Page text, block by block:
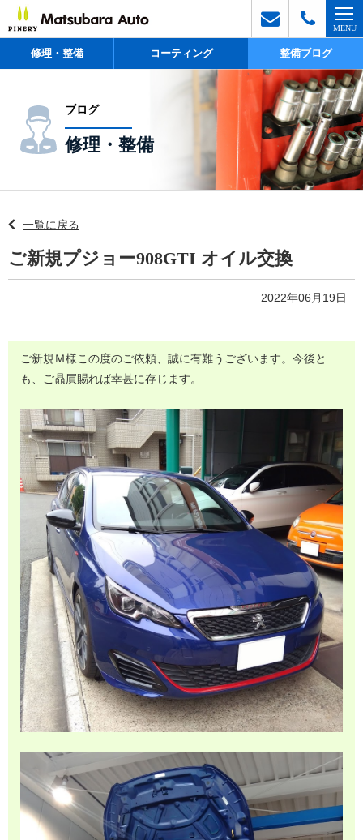
修理・整備 コーティング 整備ブログ
ブログ
修理・整備
一覧に戻る
ご新規プジョー908GTI オイル交換
2022年06月19日
ご新規Ｍ様この度のご依頼、誠に有難うございます。今後と
も、ご贔屓賜れば幸甚に存じます。